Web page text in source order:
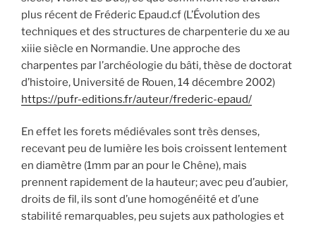
plus récent de Fréderic Epaud.cf (L’Évolution des
techniques et des structures de charpenterie du xe au
xiiie siècle en Normandie. Une approche des
charpentes par l’archéologie du bâti, thèse de doctorat
d’histoire, Université de Rouen, 14 décembre 2002)
https://pufr-editions.fr/auteur/frederic-epaud/
En effet les forets médiévales sont très denses,
recevant peu de lumière les bois croissent lentement
en diamètre (1mm par an pour le Chêne), mais
prennent rapidement de la hauteur; avec peu d’aubier,
droits de fil, ils sont d’une homogénéité et d’une
stabilité remarquables, peu sujets aux pathologies et